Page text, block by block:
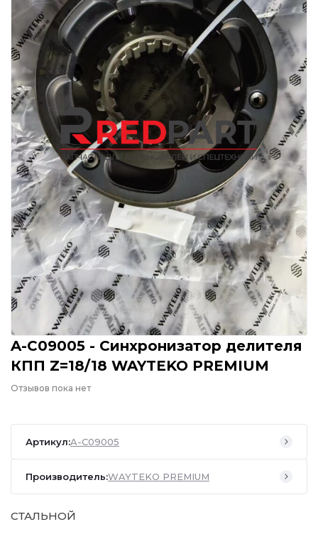
A-C09005 - Синхронизатор делителя
КПП Z=18/18 WAYTEKO PREMIUM
Отзывов пока нет
Артикул:A-C09005
Производитель:WAYTEKO PREMIUM
СТАЛЬНОЙ